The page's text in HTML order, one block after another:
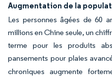
Augmentation de la
Les personnes âgées de 60
millions en Chine seule, un
terme pour les produits
pansements pour plaies
chroniques augmente